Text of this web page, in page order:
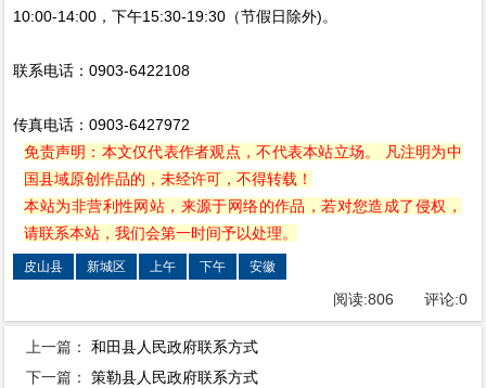
10:00-14:00，下午15:30-19:30（节假日除外)。
联系电话：0903-6422108
传真电话：0903-6427972
免责声明：本文仅代表作者观点，不代表本站立场。 凡注明为中
国县域原创作品的，未经许可，不得转载！
本站为非营利性网站，来源于网络的作品，若对您造成了侵权，
请联系本站，我们会第一时间予以处理。
皮山县 新城区 上午 下午 安徽
阅读:806 评论:0
上一篇：和田县人民政府联系方式
下一篇：策勒县人民政府联系方式